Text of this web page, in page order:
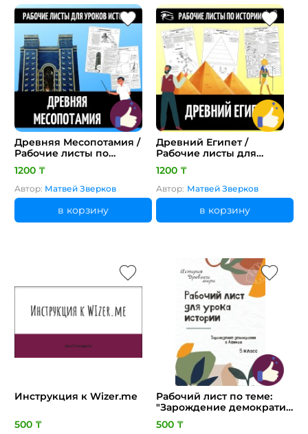
Древняя Месопотамия /
Рабочие листы по
истории
1200 ₸
Автор: Матвей Зверков
в корзину
Древний Египет /
Рабочие листы для
уроков истории
1200 ₸
Автор: Матвей Зверков
в корзину
Инструкция к Wizer.me
500 ₸
Рабочий лист по теме:
"Зарождение демократии
в Афинах"
500 ₸